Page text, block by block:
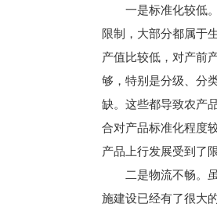
一是标准化较低
限制，大部分都属于
产值比较低，对产前
够，特别是分级、分
缺。这些都导致农产
合对产品标准化程度
产品上行发展受到了限
二是物流不畅。
施建设已经有了很大